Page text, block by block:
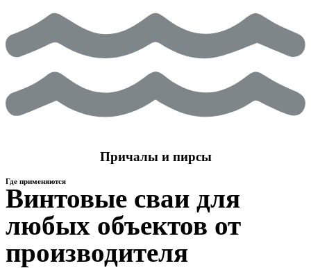
Причалы и пирсы
Где применяются
Винтовые сваи для
любых объектов от
производителя